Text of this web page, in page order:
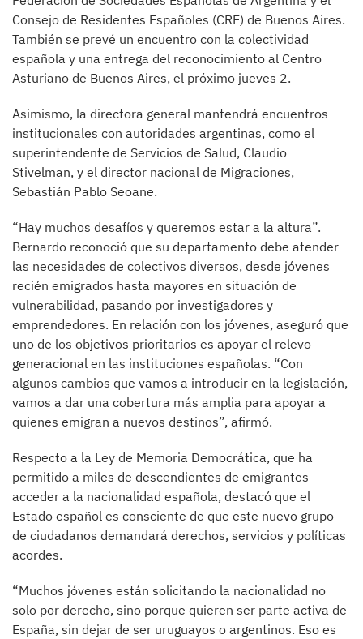
Consejo de Residentes Españoles (CRE) de Buenos Aires.
También se prevé un encuentro con la colectividad
española y una entrega del reconocimiento al Centro
Asturiano de Buenos Aires, el próximo jueves 2.
Asimismo, la directora general mantendrá encuentros
institucionales con autoridades argentinas, como el
superintendente de Servicios de Salud, Claudio
Stivelman, y el director nacional de Migraciones,
Sebastián Pablo Seoane.
“Hay muchos desafíos y queremos estar a la altura”.
Bernardo reconoció que su departamento debe atender
las necesidades de colectivos diversos, desde jóvenes
recién emigrados hasta mayores en situación de
vulnerabilidad, pasando por investigadores y
emprendedores. En relación con los jóvenes, aseguró que
uno de los objetivos prioritarios es apoyar el relevo
generacional en las instituciones españolas. “Con
algunos cambios que vamos a introducir en la legislación,
vamos a dar una cobertura más amplia para apoyar a
quienes emigran a nuevos destinos”, afirmó.
Respecto a la Ley de Memoria Democrática, que ha
permitido a miles de descendientes de emigrantes
acceder a la nacionalidad española, destacó que el
Estado español es consciente de que este nuevo grupo
de ciudadanos demandará derechos, servicios y políticas
acordes.
“Muchos jóvenes están solicitando la nacionalidad no
solo por derecho, sino porque quieren ser parte activa de
España, sin dejar de ser uruguayos o argentinos. Eso es